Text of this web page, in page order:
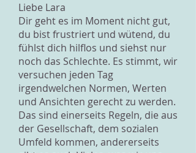
Liebe Lara
Dir geht es im Moment nicht gut,
du bist frustriert und wütend, du
fühlst dich hilflos und siehst nur
noch das Schlechte. Es stimmt, wir
versuchen jeden Tag
irgendwelchen Normen, Werten
und Ansichten gerecht zu werden.
Das sind einerseits Regeln, die aus
der Gesellschaft, dem sozialen
Umfeld kommen, andererseits